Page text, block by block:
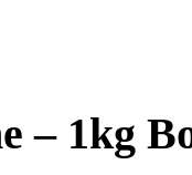
– 1kg